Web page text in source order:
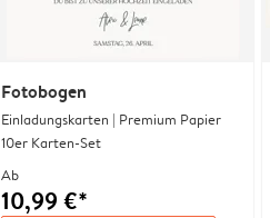
Fotobogen
Einladungskarten | Premium Papier
10er Karten-Set
Ab
10,99 €*